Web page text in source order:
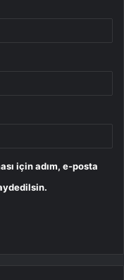
için adım, e-posta